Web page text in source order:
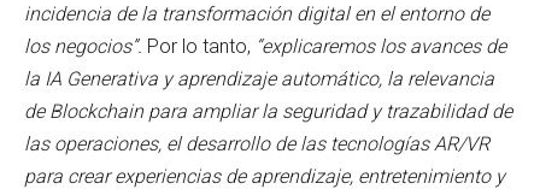
incidencia de la transformación digital en el entorno de
los negocios”. Por lo tanto, “explicaremos los avances de
la IA Generativa y aprendizaje automático, la relevancia
de Blockchain para ampliar la seguridad y trazabilidad de
las operaciones, el desarrollo de las tecnologías AR/VR
para crear experiencias de aprendizaje, entretenimiento y